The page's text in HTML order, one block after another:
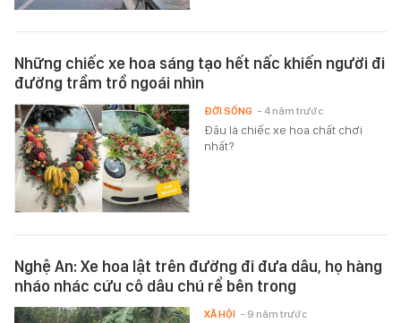
Những chiếc xe hoa sáng tạo hết nấc khiến người đi
đường trầm trồ ngoái nhìn
Đâu là chiếc xe hoa chất chơi
nhất?
ĐỜI SỐNG - 4 năm trước
Nghệ An: Xe hoa lật trên đường đi đưa dâu, họ hàng
nháo nhác cứu cô dâu chú rể bên trong
XÃ HỘI - 9 năm trước